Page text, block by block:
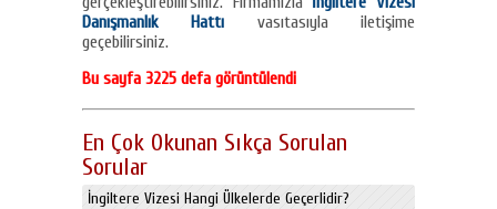
Danışmanlık Hattı vasıtasıyla iletişime
geçebilirsiniz.
Bu sayfa 3225 defa görüntülendi
En Çok Okunan Sıkça Sorulan
Sorular
İngiltere Vizesi Hangi Ülkelerde Geçerlidir?